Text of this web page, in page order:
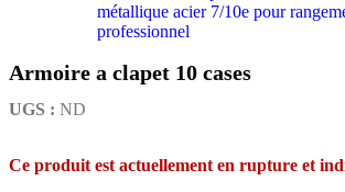
Armoire a clapet 10 cases
UGS : ND
Ce produit est actuellement en rupture et